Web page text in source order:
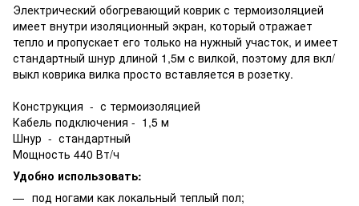
Электрический обогревающий коврик с термоизоляцией
имеет внутри изоляционный экран, который отражает
тепло и пропускает его только на нужный участок, и имеет
стандартный шнур длиной 1,5м с вилкой, поэтому для вкл/
выкл коврика вилка просто вставляется в розетку.
Конструкция - с термоизоляцией
Кабель подключения - 1,5 м
Шнур - стандартный
Мощность 440 Вт/ч
Удобно использовать:
под ногами как локальный теплый пол;